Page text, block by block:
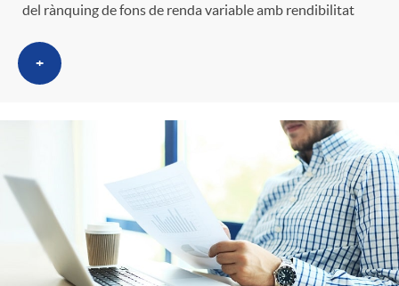
del rànquing de fons de renda variable amb rendibilitat
+